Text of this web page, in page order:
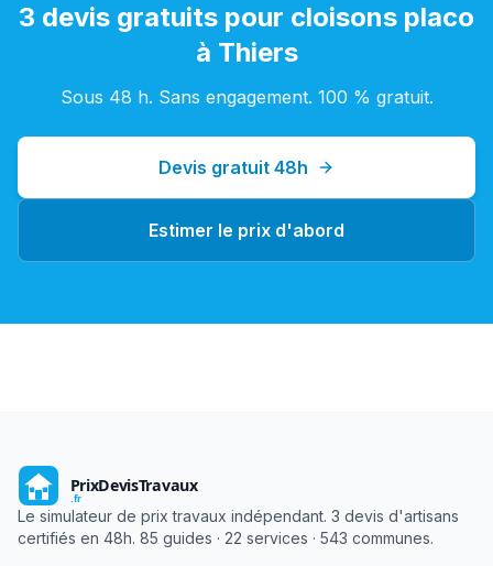
3 devis gratuits pour cloisons placo
à Thiers
Sous 48 h. Sans engagement. 100 % gratuit.
Devis gratuit 48h
Estimer le prix d'abord
Le simulateur de prix travaux indépendant. 3 devis d'artisans
certifiés en 48h. 85 guides · 22 services · 543 communes.